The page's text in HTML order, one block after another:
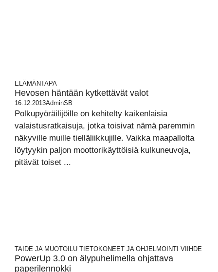
ELÄMÄNTAPA
Hevosen häntään kytkettävät valot
16.12.2013AdminSB
Polkupyöräilijöille on kehitelty kaikenlaisia
valaistusratkaisuja, jotka toisivat nämä paremmin
näkyville muille tielläliikkujille. Vaikka maapallolta
löytyykin paljon moottorikäyttöisiä kulkuneuvoja,
pitävät toiset ...
TAIDE JA MUOTOILU TIETOKONEET JA OHJELMOINTI VIIHDE
PowerUp 3.0 on älypuhelimella ohjattava
paperilennokki